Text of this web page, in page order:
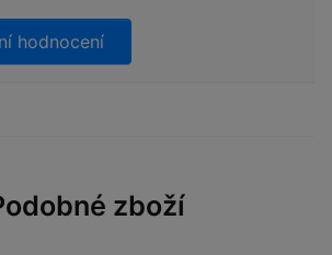
hodnocení
zboží